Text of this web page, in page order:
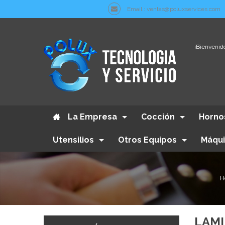
Email : ventas@poluxservices.com
La Empresa Cocción
Utensilios Otros Equipos